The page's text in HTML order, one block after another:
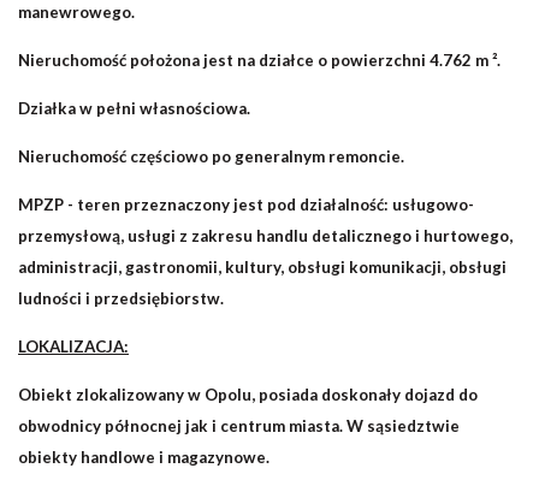
manewrowego.
Nieruchomość położona jest na działce o powierzchni 4.762 m ².
Działka w pełni własnościowa.
Nieruchomość częściowo po generalnym remoncie.
MPZP - teren przeznaczony jest pod działalność: usługowo-
przemysłową, usługi z zakresu handlu detalicznego i hurtowego,
administracji, gastronomii, kultury, obsługi komunikacji, obsługi
ludności i przedsiębiorstw.
LOKALIZACJA:
Obiekt zlokalizowany w Opolu, posiada doskonały dojazd do
obwodnicy północnej jak i centrum miasta. W sąsiedztwie
obiekty handlowe i magazynowe.